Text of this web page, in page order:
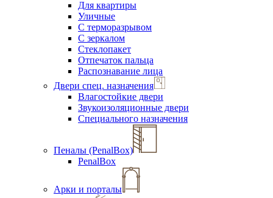
Для квартиры
Уличные
С терморазрывом
С зеркалом
Стеклопакет
Отпечаток пальца
Распознавание лица
Двери спец. назначения
Влагостойкие двери
Звукоизоляционные двери
Специального назначения
Пеналы (PenalBox)
PenalBox
Арки и порталы